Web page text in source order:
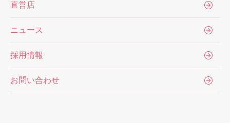
直営店
ニュース
採用情報
お問い合わせ